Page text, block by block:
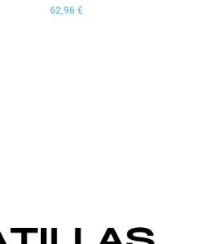
62,96 €